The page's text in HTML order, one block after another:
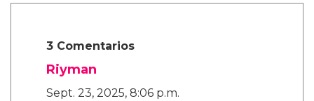
3 Comentarios
Riyman
Sept. 23, 2025, 8:06 p.m.